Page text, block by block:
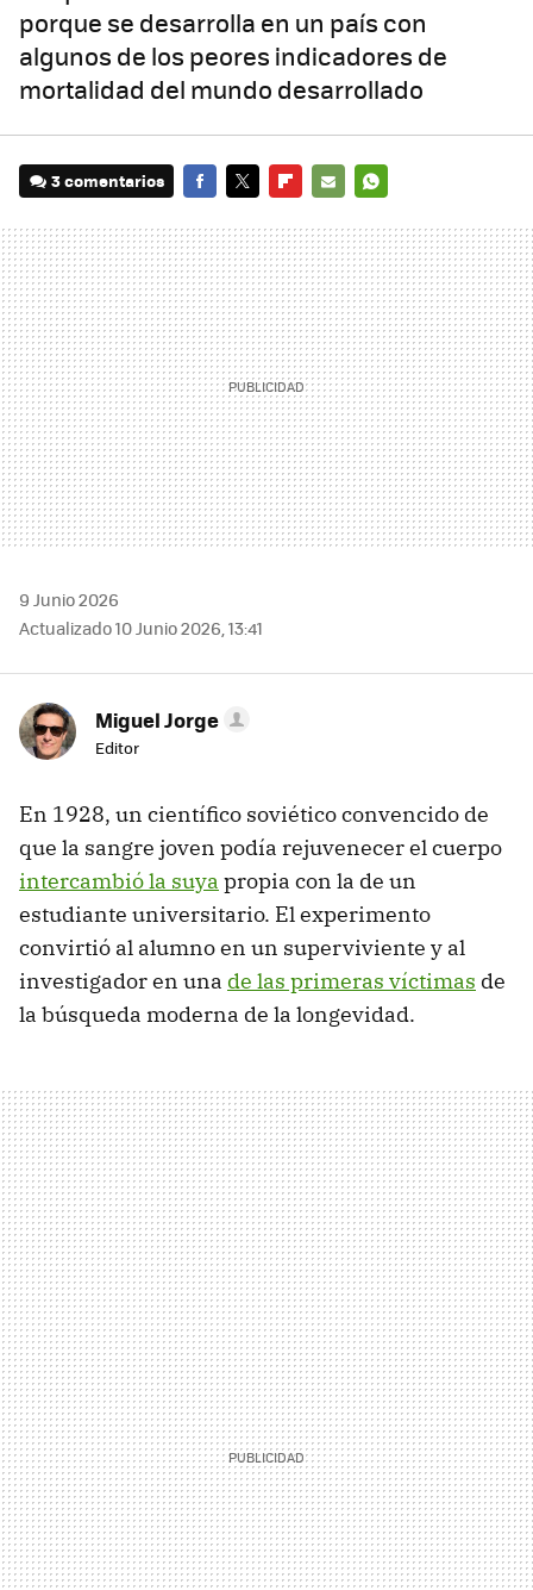
porque se desarrolla en un país con
algunos de los peores indicadores de
mortalidad del mundo desarrollado
3 comentarios
MAIL
9 Junio 2026
Actualizado 10 Junio 2026, 13:41
Miguel Jorge
Editor
En 1928, un científico soviético convencido de
que la sangre joven podía rejuvenecer el cuerpo
intercambió la suya propia con la de un
estudiante universitario. El experimento
convirtió al alumno en un superviviente y al
investigador en una de las primeras víctimas de
la búsqueda moderna de la longevidad.